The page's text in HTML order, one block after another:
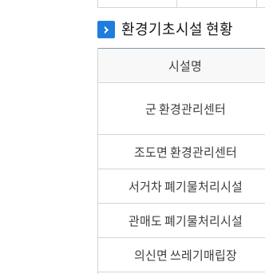
환경기초시설 현황
시설명
군 환경관리센터
조도면 환경관리센터
서거차 폐기물처리시설
관매도 폐기물처리시설
의신면 쓰레기매립장